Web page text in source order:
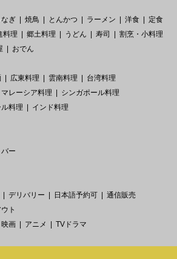
なぎ 焼鳥 とんかつ ラーメン 洋食
定食
料理 郷土料理 うどん 寿司
割烹・小料理
おでん
広東料理 雲南料理
台湾料理
マレーシア料理
シンガポール料理
料理
インド料理
バー
デリバリー 日本語予約可
通信販売
ト
映画 アニメ TVドラマ